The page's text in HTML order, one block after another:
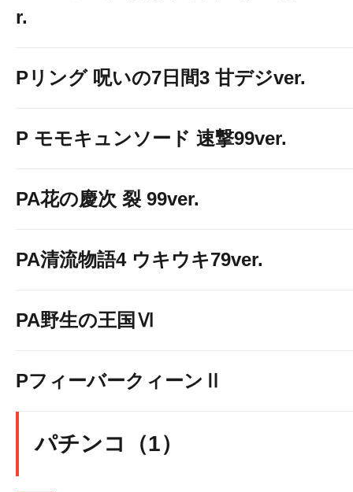
r.
Pリング 呪いの7日間3 甘デジver.
P モモキュンソード 速撃99ver.
PA花の慶次 裂 99ver.
PA清流物語4 ウキウキ79ver.
PA野生の王国Ⅵ
PフィーバークィーンⅡ
パチンコ（1）